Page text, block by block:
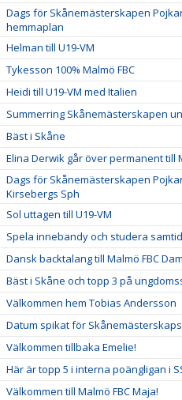
Dags för Skånemästerskapen Pojkar
hemmaplan
Helman till U19-VM
Tykesson 100% Malmö FBC
Heidi till U19-VM med Italien
Summerring Skånemästerskapen
Bäst i Skåne
Elina Derwik går över permanent till
Dags för Skånemästerskapen Pojkar
Kirsebergs Sph
Sol uttagen till U19-VM
Spela innebandy och studera
Dansk backtalang till Malmö FBC Dam
Bäst i Skåne och topp 3 på
Välkommen hem Tobias Andersson
Datum spikat för
Välkommen tillbaka Emelie!
Här är topp 5 i interna poängligan i
Välkommen till Malmö FBC Maja!